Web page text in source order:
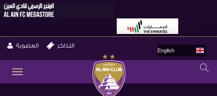
English
التذاكر العضوية